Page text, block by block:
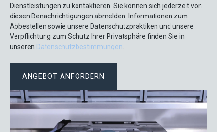
Dienstleistungen zu kontaktieren. Sie können sich jederzeit von
diesen Benachrichtigungen abmelden. Informationen zum
Abbestellen sowie unsere Datenschutzpraktiken und unsere
Verpflichtung zum Schutz Ihrer Privatsphäre finden Sie in
unseren Datenschutzbestimmungen